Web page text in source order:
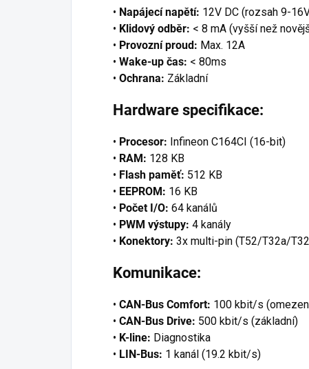
• Napájecí napětí: 12V DC (rozsah 9-
• Klidový odběr: < 8 mA (vyšší než
• Provozní proud: Max. 12A
• Wake-up čas: < 80ms
• Ochrana: Základní
Hardware specifikace:
• Procesor: Infineon C164CI (16-bit)
• RAM: 128 KB
• Flash paměť: 512 KB
• EEPROM: 16 KB
• Počet I/O: 64 kanálů
• PWM výstupy: 4 kanály
• Konektory: 3x multi-pin (T52/T32a/
Komunikace:
• CAN-Bus Comfort: 100 kbit/s
• CAN-Bus Drive: 500 kbit/s (základní)
• K-line: Diagnostika
• LIN-Bus: 1 kanál (19.2 kbit/s)